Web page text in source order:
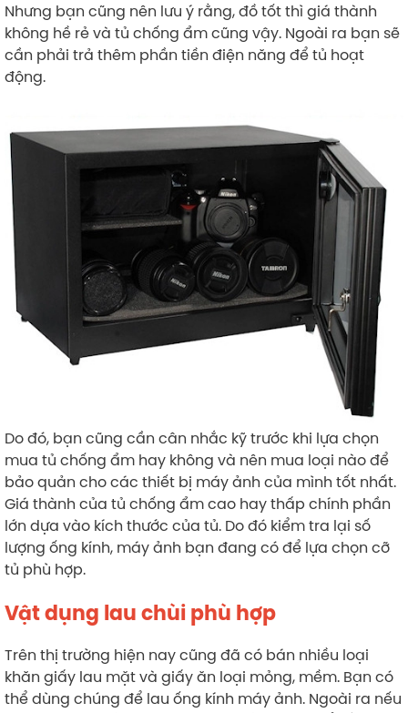
Nhưng bạn cũng nên lưu ý rằng, đồ tốt thì giá thành
không hề rẻ và tủ chống ẩm cũng vậy. Ngoài ra bạn sẽ
cần phải trả thêm phần tiền điện năng để tủ hoạt
động.
Do đó, bạn cũng cần cân nhắc kỹ trước khi lựa chọn
mua tủ chống ẩm hay không và nên mua loại nào để
bảo quản cho các thiết bị máy ảnh của mình tốt nhất.
Giá thành của tủ chống ẩm cao hay thấp chính phần
lớn dựa vào kích thước của tủ. Do đó kiểm tra lại số
lượng ống kính, máy ảnh bạn đang có để lựa chọn cỡ
tủ phù hợp.
Vật dụng lau chùi phù hợp
Trên thị trường hiện nay cũng đã có bán nhiều loại
khăn giấy lau mặt và giấy ăn loại mỏng, mềm. Bạn có
thể dùng chúng để lau ống kính máy ảnh. Ngoài ra nếu